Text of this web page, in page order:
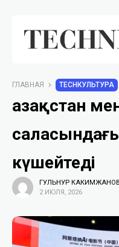
ГЛАВНАЯ TECHКУЛЬТУРА
Қазақстан
саласындағы
күшейтеді
ГУЛЬНУР
2 ИЮЛЯ, 2026